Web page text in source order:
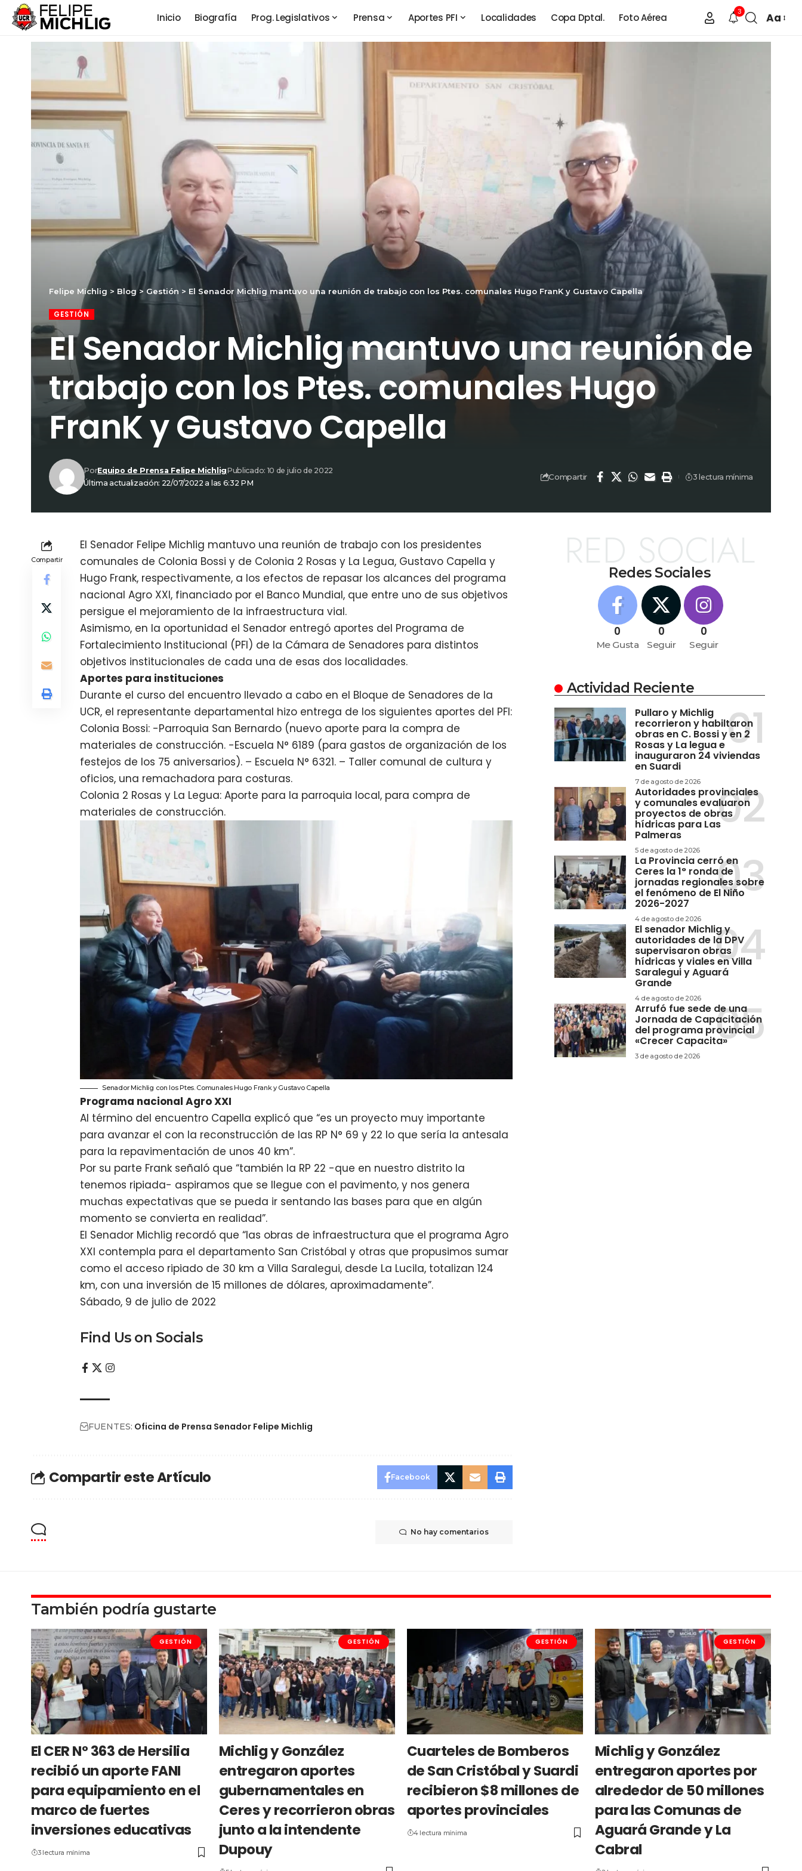
Inicio Biografía Prog. Legislativos Prensa Aportes PFI Localidades Copa Dptal. Foto Aérea
3 Aa
Felipe Michlig > Blog> Gestión > El Senador Michlig mantuvo una reunión de trabajo con los Ptes. comunales Hugo FranK y Gustavo Capella
GESTIÓN
El Senador Michlig mantuvo una reunión de
trabajo con los Ptes. comunales Hugo
FranK y Gustavo Capella
Última actualización: 22/07/2022 a las 6:32 PM
PorEquipo de Prensa Felipe MichligPublicado: 10 de julio de 2022
Compartir 3 lectura mínima
Compartir
El Senador Felipe Michlig mantuvo una reunión de trabajo con los presidentes
comunales de Colonia Bossi y de Colonia 2 Rosas y La Legua, Gustavo Capella y
Hugo Frank, respectivamente, a los efectos de repasar los alcances del programa
nacional Agro XXI, financiado por el Banco Mundial, que entre uno de sus objetivos
persigue el mejoramiento de la infraestructura vial.
Asimismo, en la oportunidad el Senador entregó aportes del Programa de
Fortalecimiento Institucional (PFI) de la Cámara de Senadores para distintos
objetivos institucionales de cada una de esas dos localidades.
Aportes para instituciones
Durante el curso del encuentro llevado a cabo en el Bloque de Senadores de la
UCR, el representante departamental hizo entrega de los siguientes aportes del PFI:
Colonia Bossi: -Parroquia San Bernardo (nuevo aporte para la compra de
materiales de construcción. -Escuela N° 6189 (para gastos de organización de los
festejos de los 75 aniversarios). – Escuela N° 6321. – Taller comunal de cultura y
oficios, una remachadora para costuras.
Colonia 2 Rosas y La Legua: Aporte para la parroquia local, para compra de
materiales de construcción.
Senador Michlig con los Ptes. Comunales Hugo Frank y Gustavo Capella
Programa nacional Agro XXI
Al término del encuentro Capella explicó que “es un proyecto muy importante
para avanzar el con la reconstrucción de las RP N° 69 y 22 lo que sería la antesala
para la repavimentación de unos 40 km”.
Por su parte Frank señaló que “también la RP 22 -que en nuestro distrito la
tenemos ripiada- aspiramos que se llegue con el pavimento, y nos genera
muchas expectativas que se pueda ir sentando las bases para que en algún
momento se convierta en realidad”.
El Senador Michlig recordó que “las obras de infraestructura que el programa Agro
XXI contempla para el departamento San Cristóbal y otras que propusimos sumar
como el acceso ripiado de 30 km a Villa Saralegui, desde La Lucila, totalizan 124
km, con una inversión de 15 millones de dólares, aproximadamente”.
Sábado, 9 de julio de 2022
Find Us on Socials
FUENTES: Oficina de Prensa Senador Felipe Michlig
Compartir este Artículo Facebook
No hay comentarios
Redes Sociales
RED SOCIAL
0
Me Gusta
0
Seguir
0
Seguir
Actividad Reciente
Pullaro y Michlig
recorrieron y habiltaron
obras en C. Bossi y en 2
Rosas y La legua e
inauguraron 24 viviendas
en Suardi
7 de agosto de 2026
Autoridades provinciales
y comunales evaluaron
proyectos de obras
hídricas para Las
Palmeras
5 de agosto de 2026
La Provincia cerró en
Ceres la 1° ronda de
jornadas regionales sobre
el fenómeno de El Niño
2026-2027
4 de agosto de 2026
El senador Michlig y
autoridades de la DPV
supervisaron obras
hídricas y viales en Villa
Saralegui y Aguará
Grande
4 de agosto de 2026
Arrufó fue sede de una
Jornada de Capacitación
del programa provincial
«Crecer Capacita»
3 de agosto de 2026
También podría gustarte
GESTIÓN
El CER N° 363 de Hersilia
recibió un aporte FANI
para equipamiento en el
marco de fuertes
inversiones educativas
3 lectura mínima
GESTIÓN
Michlig y González
entregaron aportes
gubernamentales en
Ceres y recorrieron obras
junto a la intendente
Dupouy
GESTIÓN
Cuarteles de Bomberos
de San Cristóbal y Suardi
recibieron $8 millones de
aportes provinciales
4 lectura mínima
GESTIÓN
Michlig y González
entregaron aportes por
alrededor de 50 millones
para las Comunas de
Aguará Grande y La
Cabral